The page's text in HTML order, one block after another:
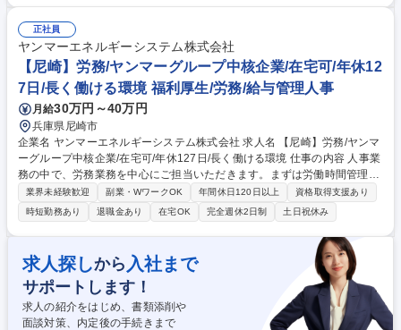
ップ、品質管理支援 ■展示会の作業支援、講習会講師、クレーム対応支
援、特許対応 ■産学連携による新技術開発 募集職種 業界トップシェア
【ワックス・コーティング剤の研究開発】年休126日
正社員
ヤンマーエネルギーシステム株式会社
【尼崎】労務/ヤンマーグループ中核企業/在宅可/年休12
7日/長く働ける環境 福利厚生/労務/給与管理人事
月給30万円～40万円
兵庫県尼崎市
企業名 ヤンマーエネルギーシステム株式会社 求人名 【尼崎】労務/ヤンマ
ーグループ中核企業/在宅可/年休127日/長く働ける環境 仕事の内容 人事業
務の中で、労務業務を中心にご担当いただきます。まずは労働時間管理や
規程運用、法改正対応などの労務管理からスタートし、業務に慣れた後、
段階的に人事制度運用へ領域を広げていただきます。 【具体的な業務内
容】給与計算は一部グループ会社へ委託しており、実務が一人に集中しな
い体制です。法改正・監査対応もチームで行い、属人化しない労務運営を
大切にしています。■労務管理（労働時間、就業規則・規程運用、法改正
対応）■給与・賞与・退職金に関する運用管理（計算は一部委託）■将来的
に人事制度運用（評価・昇格・異動管理）■ご経験に応じて制度企画にも
挑戦可能（未経験可） 募集職種 【尼崎】労務/ヤンマーグループ中核企業/
在宅可/年休127日/長く働ける環境
業界未経験歓迎 副業・WワークOK 年間休日120日以上
資格取得支援あり
時短勤務あり
退職金あり 在宅OK 完全週休2日制 土日祝休み
求人探しから 入社まで
サポートします！
求人の紹介をはじめ、書類添削や
面談対策、内定後の手続きまで